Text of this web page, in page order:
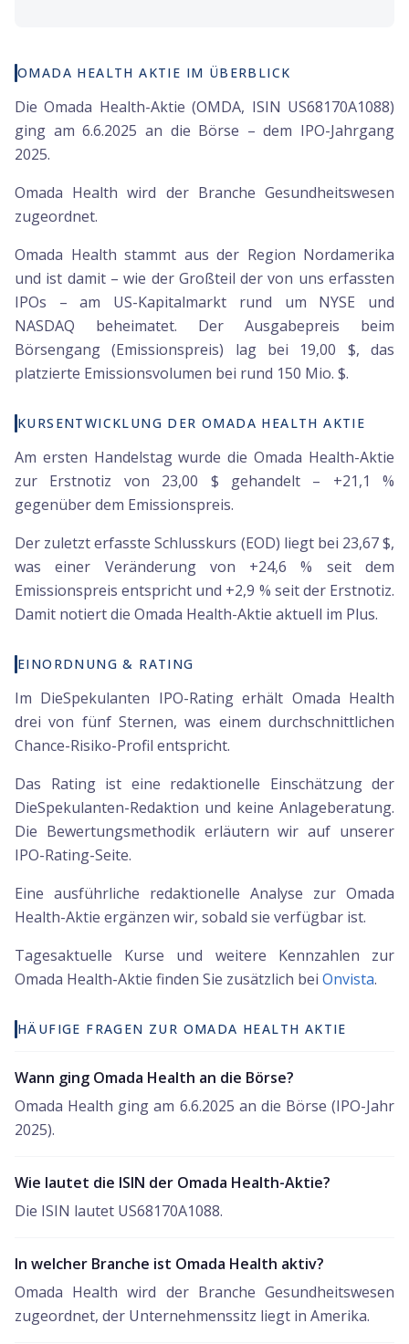
OMADA HEALTH AKTIE IM ÜBERBLICK
Die Omada Health-Aktie (OMDA, ISIN US68170A1088)
ging am 6.6.2025 an die Börse – dem IPO-Jahrgang
2025.
Omada Health wird der Branche Gesundheitswesen
zugeordnet.
Omada Health stammt aus der Region Nordamerika
und ist damit – wie der Großteil der von uns erfassten
IPOs – am US-Kapitalmarkt rund um NYSE und
NASDAQ beheimatet. Der Ausgabepreis beim
Börsengang (Emissionspreis) lag bei 19,00 $, das
platzierte Emissionsvolumen bei rund 150 Mio. $.
KURSENTWICKLUNG DER OMADA HEALTH AKTIE
Am ersten Handelstag wurde die Omada Health-Aktie
zur Erstnotiz von 23,00 $ gehandelt – +21,1 %
gegenüber dem Emissionspreis.
Der zuletzt erfasste Schlusskurs (EOD) liegt bei 23,67 $,
was einer Veränderung von +24,6 % seit dem
Emissionspreis entspricht und +2,9 % seit der Erstnotiz.
Damit notiert die Omada Health-Aktie aktuell im Plus.
EINORDNUNG & RATING
Im DieSpekulanten IPO-Rating erhält Omada Health
drei von fünf Sternen, was einem durchschnittlichen
Chance-Risiko-Profil entspricht.
Das Rating ist eine redaktionelle Einschätzung der
DieSpekulanten-Redaktion und keine Anlageberatung.
Die Bewertungsmethodik erläutern wir auf unserer
IPO-Rating-Seite.
Eine ausführliche redaktionelle Analyse zur Omada
Health-Aktie ergänzen wir, sobald sie verfügbar ist.
Tagesaktuelle Kurse und weitere Kennzahlen zur
Omada Health-Aktie finden Sie zusätzlich bei Onvista.
HÄUFIGE FRAGEN ZUR OMADA HEALTH AKTIE
Wann ging Omada Health an die Börse?
Omada Health ging am 6.6.2025 an die Börse (IPO-Jahr
2025).
Wie lautet die ISIN der Omada Health-Aktie?
Die ISIN lautet US68170A1088.
In welcher Branche ist Omada Health aktiv?
Omada Health wird der Branche Gesundheitswesen
zugeordnet, der Unternehmenssitz liegt in Amerika.